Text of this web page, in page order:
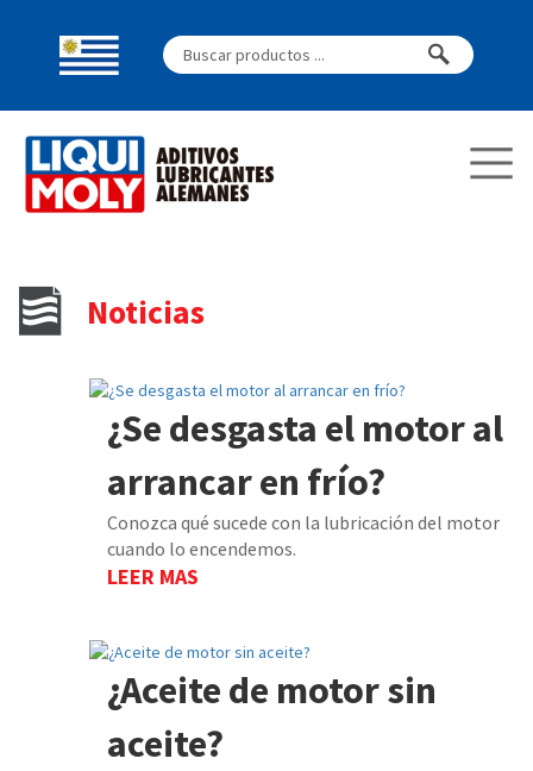
Noticias
¿Se desgasta el motor al
arrancar en frío?
Conozca qué sucede con la lubricación del motor
cuando lo encendemos.
LEER MAS
¿Aceite de motor sin
aceite?